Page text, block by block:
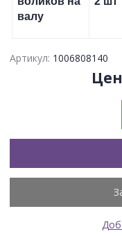
валу
Артикул: 1006808140